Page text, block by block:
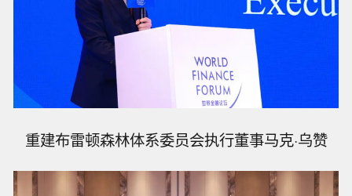
重建布雷顿森林体系委员会执行董事马克·乌赞